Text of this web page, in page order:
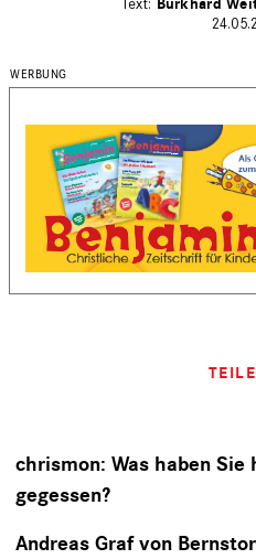
Burkhard
chrismon: Was haben
gegessen?
Andreas Graf von